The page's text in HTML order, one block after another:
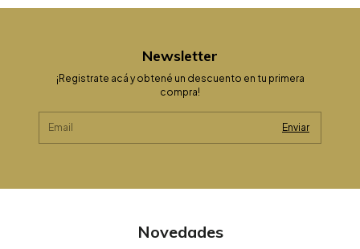
Newsletter
¡Registrate acá y obtené un descuento en tu primera
compra!
Novedades